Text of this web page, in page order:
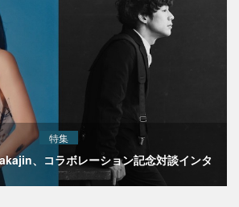
特集
、コラボレーション記念対談インタ